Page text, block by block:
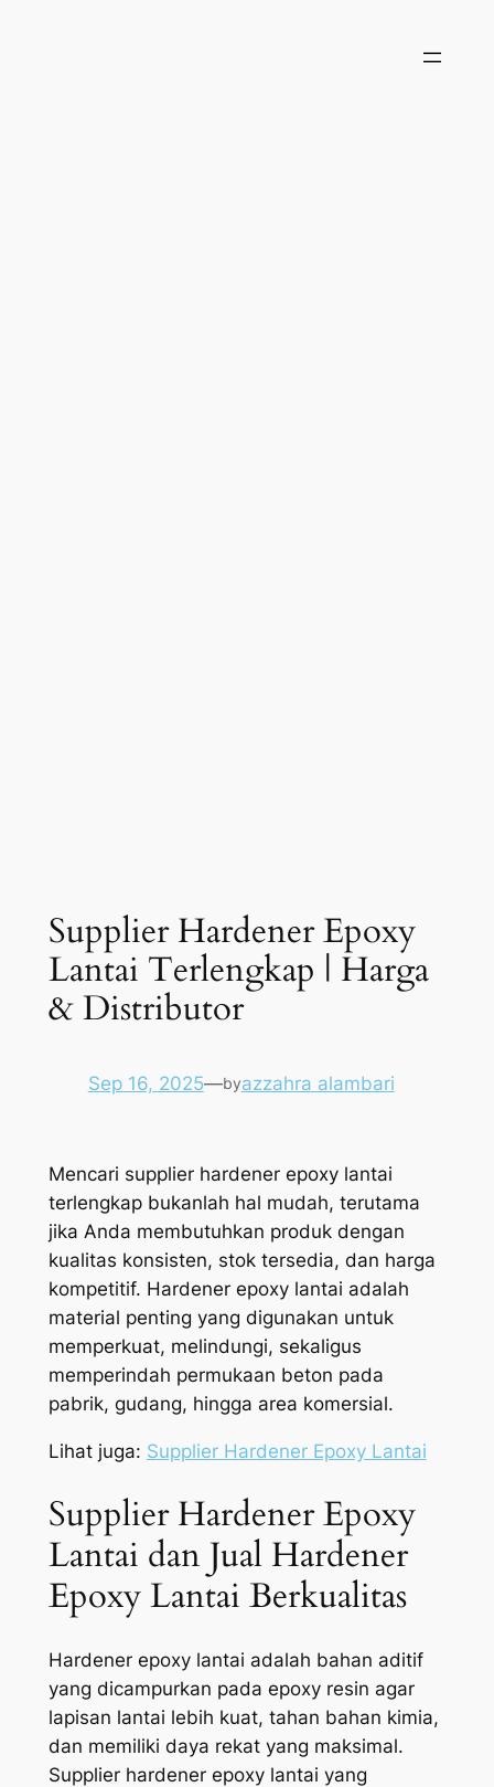
Supplier Hardener Epoxy
Lantai Terlengkap | Harga
& Distributor
Sep 16, 2025—byazzahra alambari
Mencari supplier hardener epoxy lantai
terlengkap bukanlah hal mudah, terutama
jika Anda membutuhkan produk dengan
kualitas konsisten, stok tersedia, dan harga
kompetitif. Hardener epoxy lantai adalah
material penting yang digunakan untuk
memperkuat, melindungi, sekaligus
memperindah permukaan beton pada
pabrik, gudang, hingga area komersial.
Lihat juga: Supplier Hardener Epoxy Lantai
Supplier Hardener Epoxy
Lantai dan Jual Hardener
Epoxy Lantai Berkualitas
Hardener epoxy lantai adalah bahan aditif
yang dicampurkan pada epoxy resin agar
lapisan lantai lebih kuat, tahan bahan kimia,
dan memiliki daya rekat yang maksimal.
Supplier hardener epoxy lantai yang